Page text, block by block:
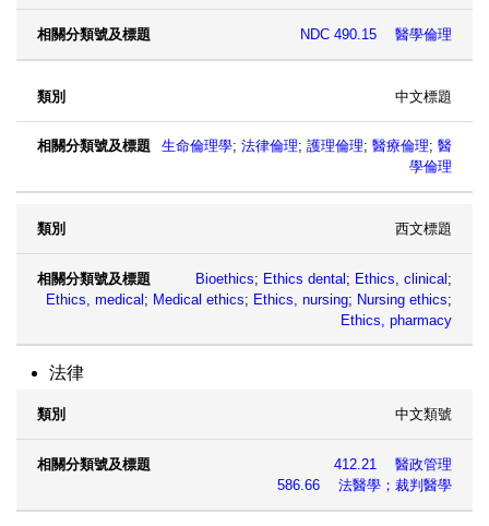
NDC 490.15 醫學倫理
中文標題
生命倫理學; 法律倫理; 護理倫理; 醫療倫理; 醫
學倫理
西文標題
Bioethics; Ethics dental; Ethics, clinical;
Ethics, medical; Medical ethics; Ethics, nursing; Nursing ethics;
Ethics, pharmacy
法律
類別 中文類號
412.21 醫政管理
586.66 法醫學；裁判醫學